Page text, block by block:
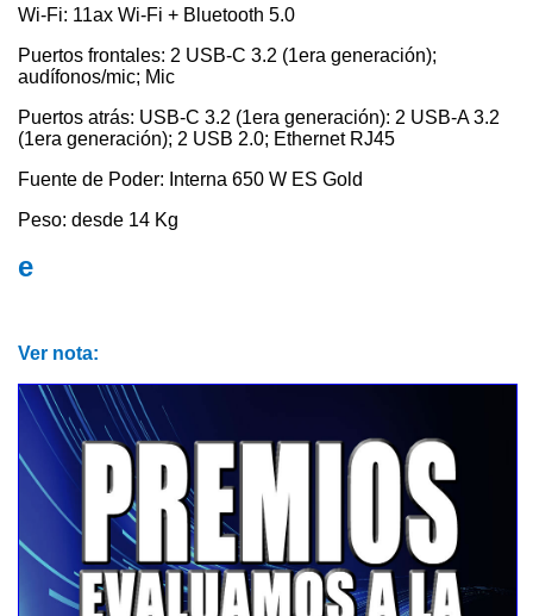
Wi-Fi: 11ax Wi-Fi + Bluetooth 5.0
Puertos frontales: 2 USB-C 3.2 (1era generación);
audífonos/mic; Mic
Puertos atrás: USB-C 3.2 (1era generación): 2 USB-A 3.2
(1era generación); 2 USB 2.0; Ethernet RJ45
Fuente de Poder: Interna 650 W ES Gold
Peso: desde 14 Kg
e
Ver nota: